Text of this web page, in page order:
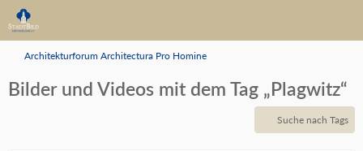
Architekturforum Architectura Pro Homine
Bilder und Videos mit dem Tag „Plagwitz“
Suche nach Tags